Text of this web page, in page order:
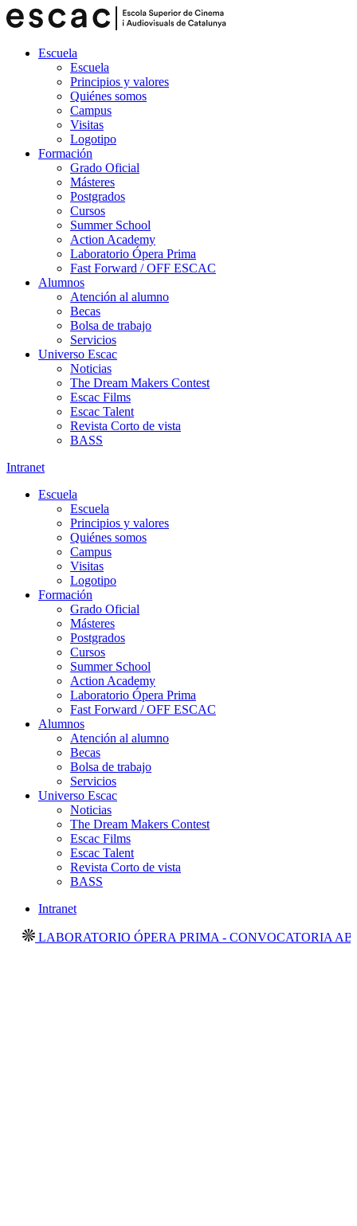
Escuela
Escuela
Principios y valores
Quiénes somos
Campus
Visitas
Logotipo
Formación
Grado Oficial
Másteres
Postgrados
Cursos
Summer School
Action Academy
Laboratorio Ópera Prima
Fast Forward / OFF ESCAC
Alumnos
Atención al alumno
Becas
Bolsa de trabajo
Servicios
Universo Escac
Noticias
The Dream Makers Contest
Escac Films
Escac Talent
Revista Corto de vista
BASS
Intranet
Escuela
Escuela
Principios y valores
Quiénes somos
Campus
Visitas
Logotipo
Formación
Grado Oficial
Másteres
Postgrados
Cursos
Summer School
Action Academy
Laboratorio Ópera Prima
Fast Forward / OFF ESCAC
Alumnos
Atención al alumno
Becas
Bolsa de trabajo
Servicios
Universo Escac
Noticias
The Dream Makers Contest
Escac Films
Escac Talent
Revista Corto de vista
BASS
Intranet
LABORATORIO ÓPERA PRIMA - CONVOCATORIA